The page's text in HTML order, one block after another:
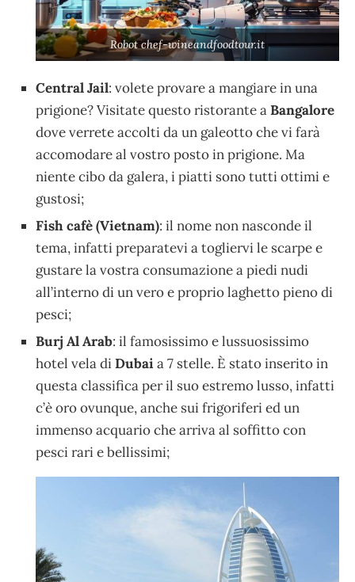
Robot chef-wineandfoodtour.it
Central Jail: volete provare a mangiare in una
prigione? Visitate questo ristorante aBangalore
dove verrete accolti da un galeotto che vi farà
accomodare al vostro posto in prigione. Ma
niente cibo da galera, i piatti sono tutti ottimi e
gustosi;
Fish cafè (Vietnam): il nome non nasconde il
tema, infatti preparatevi a togliervi le scarpe e
gustare la vostra consumazione a piedi nudi
all’interno di un vero e proprio laghetto pieno di
pesci;
Burj Al Arab: il famosissimo e lussuosissimo
hotel vela diDubaia 7 stelle. È stato inserito in
questa classifica per il suo estremo lusso, infatti
c’è oro ovunque, anche sui frigoriferi ed un
immenso acquario che arriva al soffitto con
pesci rari e bellissimi;